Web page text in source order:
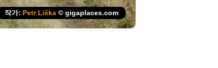
작가: Petr Liška © gigaplaces.com